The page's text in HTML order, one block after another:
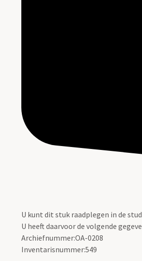
U kunt dit stuk raadplegen in de
U heeft daarvoor de volgende
Archiefnummer:OA-0208
Inventarisnummer:549